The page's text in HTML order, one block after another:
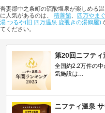
吾妻郡中之条町の硫酸塩泉が楽しめる
に人気があるのは、 積善館、 四万やま
湯 つるや(旧 四万温泉 鹿覗きの湯鶴屋)
てください。
第20回ニフテ
全国約2.2万件の
気施設は…
ニフティ温泉